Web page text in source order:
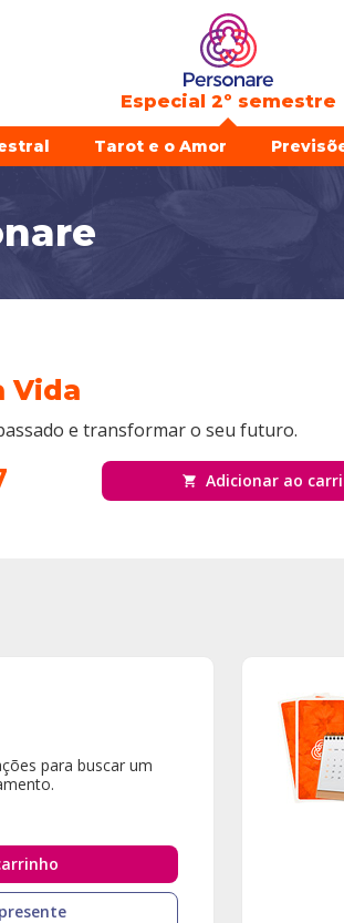
Especial 2º semestre
Tarot e o Amor
Vida
e transformar o seu futuro.
Adicionar ao
para buscar um